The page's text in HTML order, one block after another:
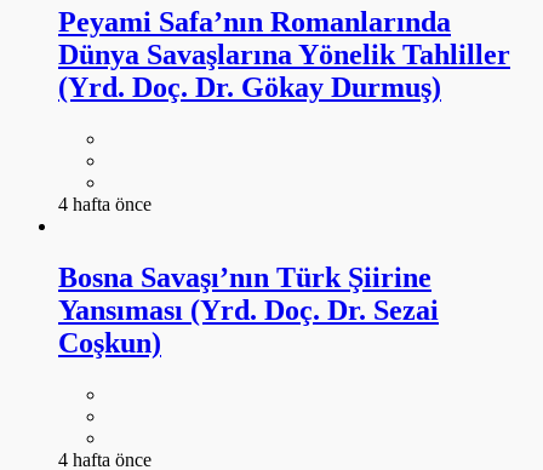
Peyami Safa’nın Romanlarında
Dünya Savaşlarına Yönelik Tahliller
(Yrd. Doç. Dr. Gökay Durmuş)
4 hafta önce
Bosna Savaşı’nın Türk Şiirine
Yansıması (Yrd. Doç. Dr. Sezai
Coşkun)
4 hafta önce